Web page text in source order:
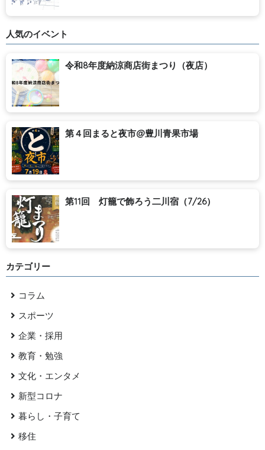
人気のイベント
令和8年度納涼商店街まつり（夜店）
第４回まると夜市@豊川青果市場
第11回 灯籠で飾ろう二川宿（7/26）
カテゴリー
コラム
スポーツ
企業・採用
教育・勉強
文化・エンタメ
新型コロナ
暮らし・子育て
移住